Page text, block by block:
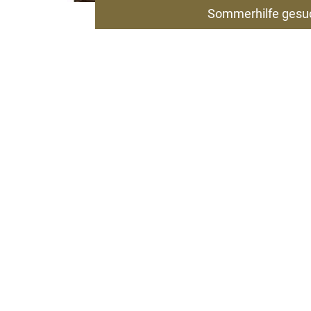
Sommerhilfe